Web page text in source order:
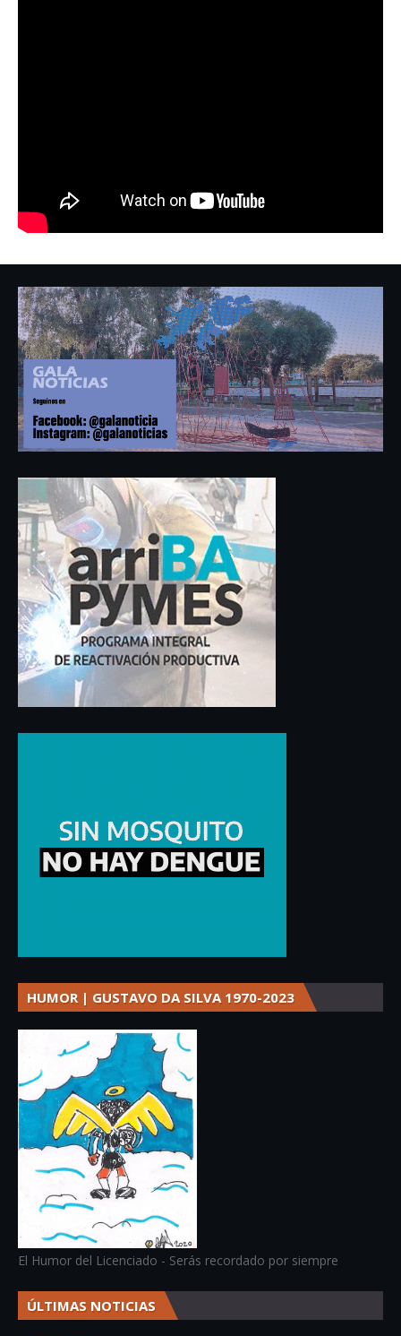
HUMOR | GUSTAVO DA SILVA 1970-2023
El Humor del Licenciado - Serás recordado por siempre
ÚLTIMAS NOTICIAS